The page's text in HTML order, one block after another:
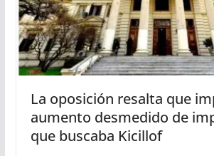
La oposición resalta que
aumento desmedido de
que buscaba Kicillof